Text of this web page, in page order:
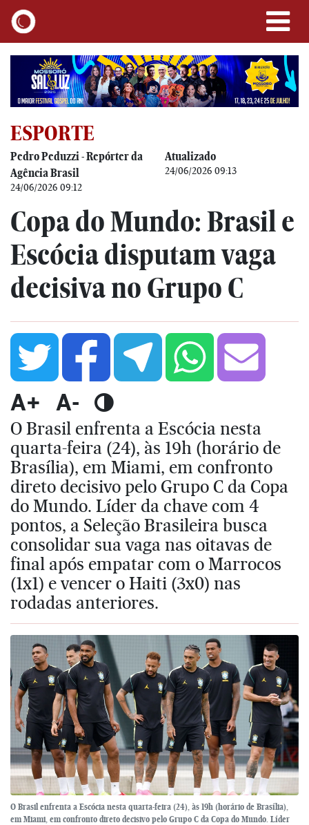
ESPORTE
Pedro Peduzzi - Repórter da
Agência Brasil
24/06/2026 09:12
Atualizado
24/06/2026 09:13
Copa do Mundo: Brasil e
Escócia disputam vaga
decisiva no Grupo C
A+ A-
O Brasil enfrenta a Escócia nesta
quarta-feira (24), às 19h (horário de
Brasília), em Miami, em confronto
direto decisivo pelo Grupo C da Copa
do Mundo. Líder da chave com 4
pontos, a Seleção Brasileira busca
consolidar sua vaga nas oitavas de
final após empatar com o Marrocos
(1x1) e vencer o Haiti (3x0) nas
rodadas anteriores.
O Brasil enfrenta a Escócia nesta quarta-feira (24), às 19h (horário de Brasília),
em Miami, em confronto direto decisivo pelo Grupo C da Copa do Mundo. Líder